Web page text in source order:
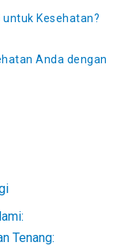
Kesehatan?
Anda dengan
Tenang: